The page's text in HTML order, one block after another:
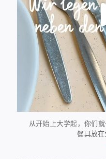
从开始上大学起，你们
餐具放